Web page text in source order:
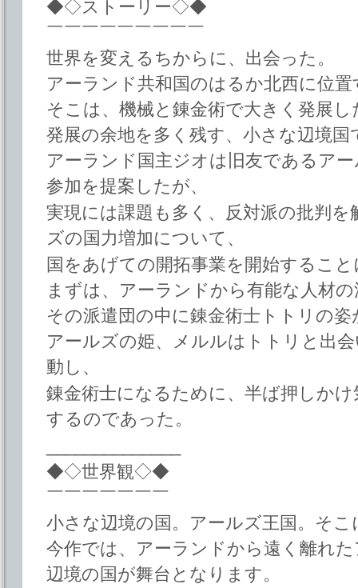
◆◇ストーリー◇◆
￣￣￣￣￣￣￣￣￣
世界を変えるちからに、出会った。
アーランド共和国のはるか北西に位
そこは、機械と錬金術で大きく発展
発展の余地を多く残す、小さな辺境国
アーランド国主ジオは旧友であるア
参加を提案したが、
実現には課題も多く、反対派の批判
ズの国力増加について、
国をあげての開拓事業を開始するこ
まずは、アーランドから有能な人材
その派遣団の中に錬金術士トトリの
アールズの姫、メルルはトトリと出
動し、
錬金術士になるために、半ば押しか
するのであった。
◆◇世界観◇◆
￣￣￣￣￣￣￣
小さな辺境の国。アールズ王国。そ
今作では、アーランドから遠く離れ
辺境の国が舞台となります。